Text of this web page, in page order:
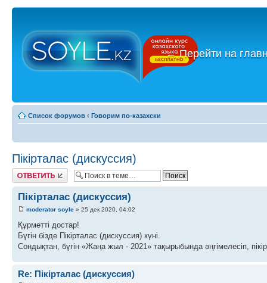
←Перейти на
Список форумов ‹ Говорим по-казахски
Пікірталас (дискуссия)
Ответить
Пікірталас (дискуссия)
moderator soyle » 25 дек 2020, 04:02
Құрметті достар!
Бүгін бізде Пікірталас (дискуссия) күні.
Сондықтан, бүгін «Жаңа жыл - 2021» тақырыбында әңгімелесіп,
Re: Пікірталас (дискуссия)